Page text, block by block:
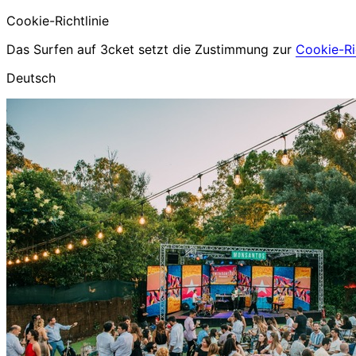
Cookie-Richtlinie
Das Surfen auf 3cket setzt die Zustimmung zur Cookie-
Deutsch